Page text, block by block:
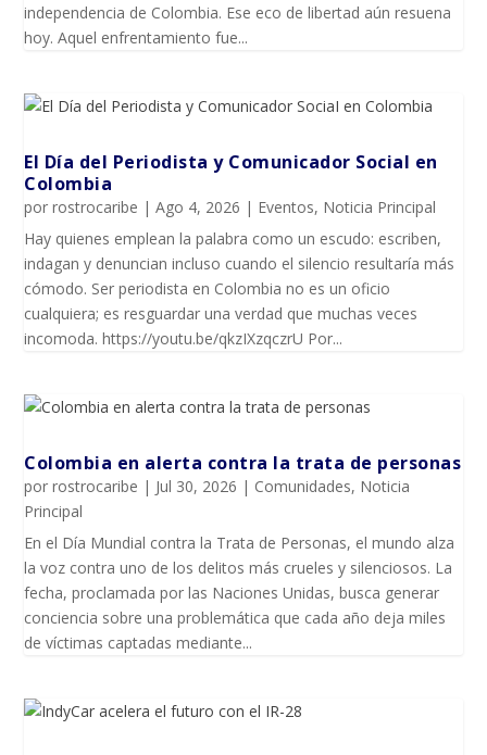
independencia de Colombia. Ese eco de libertad aún resuena
hoy. Aquel enfrentamiento fue...
El Día del Periodista y Comunicador SociaI en
Colombia
porrostrocaribe |Ago 4, 2026 | Eventos, Noticia Principal
Hay quienes emplean la palabra como un escudo: escriben,
indagan y denuncian incluso cuando el silencio resultaría más
cómodo. Ser periodista en Colombia no es un oficio
cualquiera; es resguardar una verdad que muchas veces
incomoda. https://youtu.be/qkzIXzqczrU Por...
Colombia en alerta contra la trata de personas
porrostrocaribe | Jul 30, 2026 | Comunidades, Noticia
Principal
En el Día Mundial contra la Trata de Personas, el mundo alza
la voz contra uno de los delitos más crueles y silenciosos. La
fecha, proclamada por las Naciones Unidas, busca generar
conciencia sobre una problemática que cada año deja miles
de víctimas captadas mediante...